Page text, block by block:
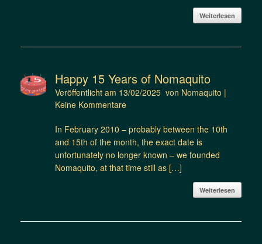
Weiterlesen
Happy 15 Years of Nomaquito
Veröffentlicht am 13/02/2025 von Nomaquito |
Keine Kommentare
In February 2010 – probably between the 10th
and 15th of the month, the exact date is
unfortunately no longer known – we founded
Nomaquito, at that time still as […]
Weiterlesen